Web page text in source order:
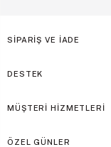
SİPARİŞ VE İADE
DESTEK
MÜŞTERİ HİZMETLERİ
ÖZEL GÜNLER